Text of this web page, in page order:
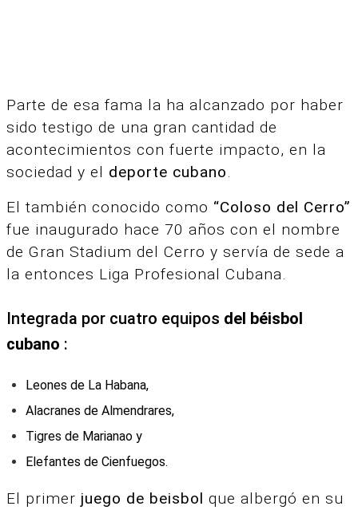
Parte de esa fama la ha alcanzado por haber
sido testigo de una gran cantidad de
acontecimientos con fuerte impacto, en la
sociedad y el deporte cubano.
El también conocido como “Coloso del Cerro”
fue inaugurado hace 70 años con el nombre
de Gran Stadium del Cerro y servía de sede a
la entonces Liga Profesional Cubana.
Integrada por cuatro equipos del béisbol
cubano :
Leones de La Habana,
Alacranes de Almendrares,
Tigres de Marianao y
Elefantes de Cienfuegos.
El primer juego de beisbol que albergó en su